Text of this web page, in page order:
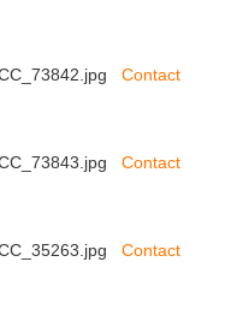
Contact
Contact
Contact